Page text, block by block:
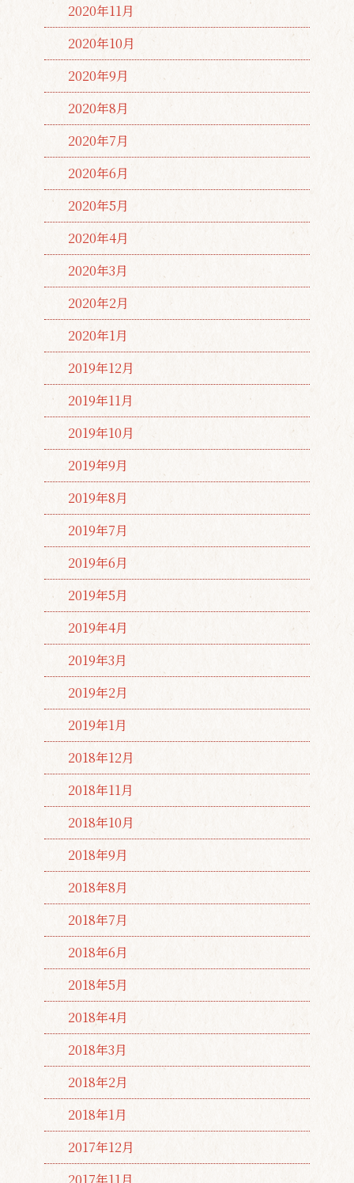
2020年11月
2020年10月
2020年9月
2020年8月
2020年7月
2020年6月
2020年5月
2020年4月
2020年3月
2020年2月
2020年1月
2019年12月
2019年11月
2019年10月
2019年9月
2019年8月
2019年7月
2019年6月
2019年5月
2019年4月
2019年3月
2019年2月
2019年1月
2018年12月
2018年11月
2018年10月
2018年9月
2018年8月
2018年7月
2018年6月
2018年5月
2018年4月
2018年3月
2018年2月
2018年1月
2017年12月
2017年11月